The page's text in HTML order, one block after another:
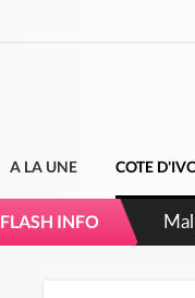
A LA UNE COTE
FLASH INFO